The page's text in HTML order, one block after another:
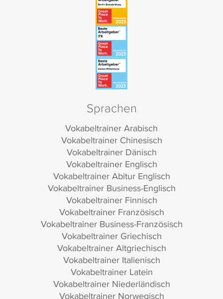
Sprachen
Vokabeltrainer Arabisch
Vokabeltrainer Chinesisch
Vokabeltrainer Dänisch
Vokabeltrainer Englisch
Vokabeltrainer Abitur Englisch
Vokabeltrainer Business-Englisch
Vokabeltrainer Finnisch
Vokabeltrainer Französisch
Vokabeltrainer Business-Französisch
Vokabeltrainer Griechisch
Vokabeltrainer Altgriechisch
Vokabeltrainer Italienisch
Vokabeltrainer Latein
Vokabeltrainer Niederländisch
Vokabeltrainer Norwegisch